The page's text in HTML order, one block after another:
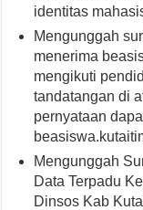
identitas
Mengunggah
menerima
mengikuti
tandatangan di
pernyataan
Mengunggah
Data Terpadu
Dinsos Kab